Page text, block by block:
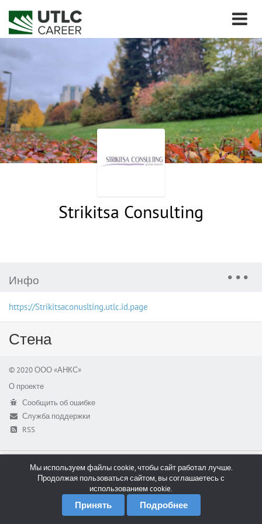
Strikitsa Consulting
Инфо
https://Strikitsaconuslting.utlc.id.page
Стена
© 2020 ООО «АНКС»
О проекте
Сообщить об ошибке
Служба поддержки
RSS
Мы используем файлы cookie, чтобы сайт работал лучше.
Продолжая пользоваться сайтом, вы соглашаетесь с
использованием cookie.
Принять Подробнее